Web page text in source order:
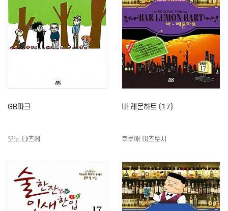
GB파크
오노 나츠메
바 레몬하트 (17)
후루애 미츠토시